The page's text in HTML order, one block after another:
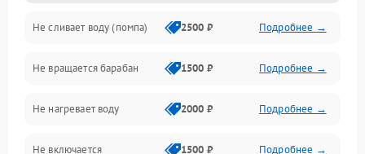
Водоснабжение
Слив
Программное обеспечение
Не сливает воду (помпа) 2500 ₽ Подробнее →
Не вращается барабан 1500 ₽ Подробнее →
Не нагревает воду 2000 ₽ Подробнее →
Не включается 1500 ₽ Подробнее →